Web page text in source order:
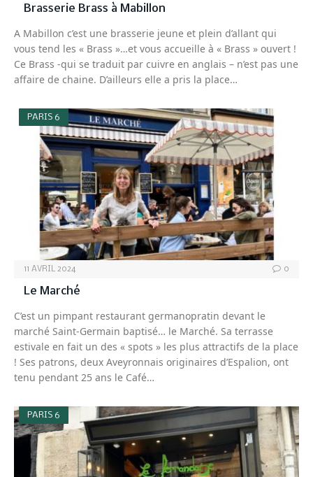
Brasserie Brass à Mabillon
A Mabillon c’est une brasserie jeune et plein d’allant qui
vous tend les « Brass »…et vous accueille à « Brass » ouvert !
Ce Brass -qui se traduit par cuivre en anglais – n’est pas une
affaire de chaine. D’ailleurs elle a pris la place…
PARIS 6
11 AVRIL 2024 0
Le Marché
C’est un pimpant restaurant germanopratin devant le
marché Saint-Germain baptisé… le Marché. Sa terrasse
estivale en fait un des « spots » les plus attractifs de la place
! Ses patrons, deux Aveyronnais originaires d’Espalion, ont
tenu pendant 25 ans le Café…
PARIS 6